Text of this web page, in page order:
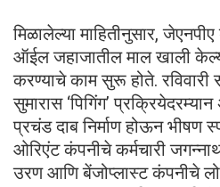
मिळालेल्या माहितीनुसार,
ऑईल जहाजातील माल खाली
करण्याचे काम सुरू होते. रविवारी
सुमारास ‘पिगिंग’
प्रचंड दाब निर्माण होऊन भीषण
ओरिएंट कंपनीचे कर्मचारी
उरण आणि बेंजोप्लास्ट कंपनीचे